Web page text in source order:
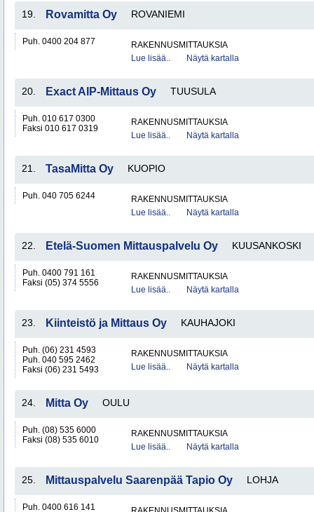
19. Rovamitta Oy ROVANIEMI
Puh. 0400 204 877
RAKENNUSMITTAUKSIA
Lue lisää..
Näytä kartalla
20. Exact AIP-Mittaus Oy TUUSULA
Puh. 010 617 0300
Faksi 010 617 0319
RAKENNUSMITTAUKSIA
Lue lisää..
Näytä kartalla
21. TasaMitta Oy KUOPIO
Puh. 040 705 6244
RAKENNUSMITTAUKSIA
Lue lisää..
Näytä kartalla
22. Etelä-Suomen Mittauspalvelu Oy KUUSANKOSKI
Puh. 0400 791 161
Faksi (05) 374 5556
RAKENNUSMITTAUKSIA
Lue lisää..
Näytä kartalla
23. Kiinteistö ja Mittaus Oy KAUHAJOKI
Puh. (06) 231 4593
Puh. 040 595 2462
Faksi (06) 231 5493
RAKENNUSMITTAUKSIA
Lue lisää..
Näytä kartalla
24. Mitta Oy OULU
Puh. (08) 535 6000
Faksi (08) 535 6010
RAKENNUSMITTAUKSIA
Lue lisää..
Näytä kartalla
25. Mittauspalvelu Saarenpää Tapio Oy LOHJA
Puh. 0400 616 141